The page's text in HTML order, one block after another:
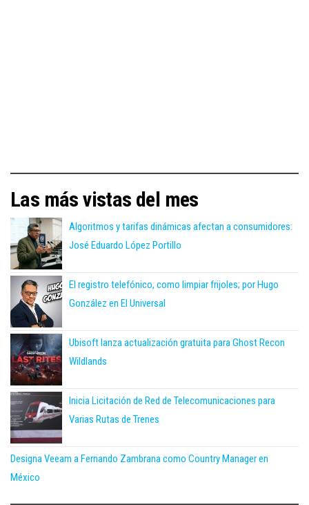
Las más vistas del mes
Algoritmos y tarifas dinámicas afectan a consumidores:
José Eduardo López Portillo
El registro telefónico, como limpiar frijoles; por Hugo
González en El Universal
Ubisoft lanza actualización gratuita para Ghost Recon
Wildlands
Inicia Licitación de Red de Telecomunicaciones para
Varias Rutas de Trenes
Designa Veeam a Fernando Zambrana como Country Manager en
México